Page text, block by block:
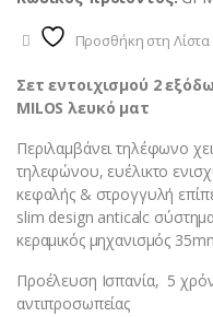
Προσθήκη στη
Σετ εντοιχισμού 2
MILOS λευκό ματ
Περιλαμβάνει τηλέφωνο
τηλεφώνου, ευέλικτο
κεφαλής & στρογγυλή
slim design anticalc
κεραμικός μηχανισμός
Προέλευση Ισπανία, 5
αντιπροσωπείας